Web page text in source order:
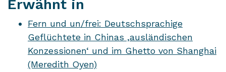
Erwähnt in
Fern und un/frei: Deutschsprachige
Geflüchtete in Chinas ,ausländischen
Konzessionen‘ und im Ghetto von Shanghai
(Meredith Oyen)